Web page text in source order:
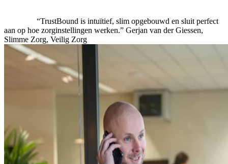
“TrustBound is intuïtief, slim opgebouwd en sluit perfect
aan op hoe zorginstellingen werken.” Gerjan van der Giessen,
Slimme Zorg, Veilig Zorg